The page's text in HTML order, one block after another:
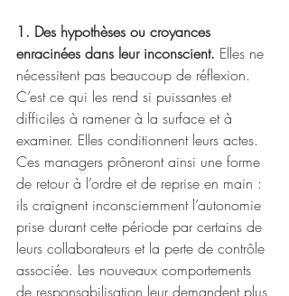
1. Des hypothèses ou croyances
enracinées dans leur inconscient. Elles ne
nécessitent pas beaucoup de réflexion.
C’est ce qui les rend si puissantes et
difficiles à ramener à la surface et à
examiner. Elles conditionnent leurs actes.
Ces managers prôneront ainsi une forme
de retour à l’ordre et de reprise en main :
ils craignent inconsciemment l’autonomie
prise durant cette période par certains de
leurs collaborateurs et la perte de contrôle
associée. Les nouveaux comportements
de responsabilisation leur demandent plus